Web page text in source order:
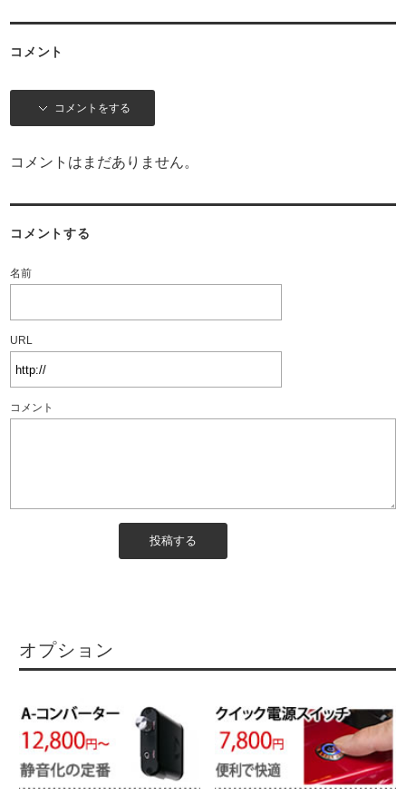
コメント
コメントをする
コメントはまだありません。
コメントする
名前
URL
コメント
オプション